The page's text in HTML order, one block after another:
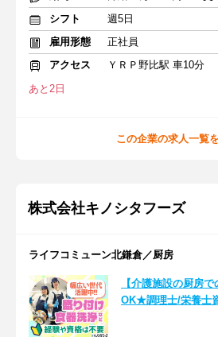
シフト
週5日
雇用形態
正社員
アクセス
ＹＲＰ野比駅 車10分
あと2日
この企業の求人一覧
株式会社キノシタフーズ
ライフコミューン北鎌倉／厨房
【介護施設の厨房
OK★調理士/栄養士